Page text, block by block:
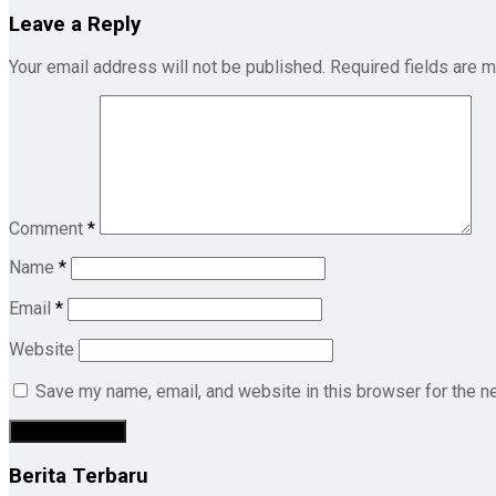
Leave a Reply
Your email address will not be published. Required fields are
Comment *
Name *
Email *
Website
Save my name, email, and website in this browser for the
Berita Terbaru